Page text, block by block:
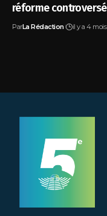
réforme
ParLa Rédaction il y a 4 mois